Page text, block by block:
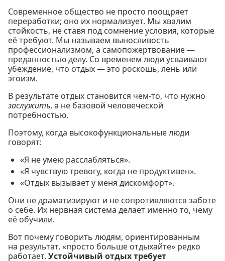
Современное общество не просто поощряет
переработки; оно их нормализует. Мы хвалим
стойкость, не ставя под сомнение условия, которые
её требуют. Мы называем выносливость
профессионализмом, а самопожертвование —
преданностью делу. Со временем люди усваивают
убеждение, что отдых — это роскошь, лень или
эгоизм.
В результате отдых становится чем-то, что нужно
заслужить, а не базовой человеческой
потребностью.
Поэтому, когда высокофункциональные люди
говорят:
«Я не умею расслабляться».
«Я чувствую тревогу, когда не продуктивен».
«Отдых вызывает у меня дискомфорт».
Они не драматизируют и не сопротивляются заботе
о себе. Их нервная система делает именно то, чему
её обучили.
Вот почему говорить людям, ориентированным
на результат, «просто больше отдыхайте» редко
работает. Устойчивый отдых требует